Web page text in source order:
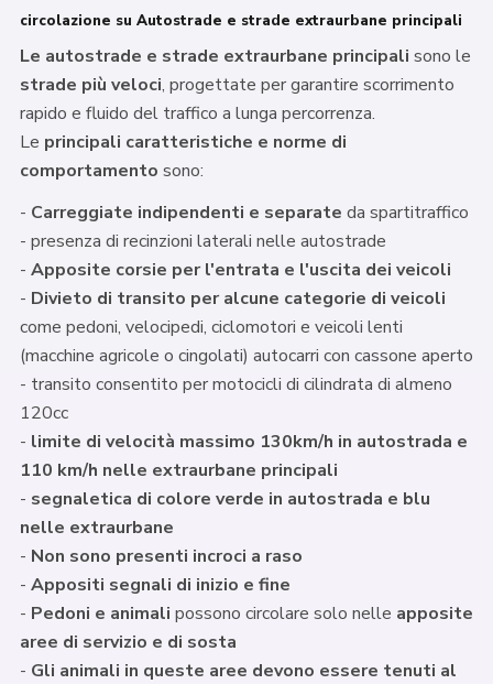
circolazione su Autostrade e strade extraurbane principali
Le autostrade e strade extraurbane principali sono le
strade più veloci, progettate per garantire scorrimento
rapido e fluido del traffico a lunga percorrenza.
Le principali caratteristiche e norme di
comportamento sono:
- Carreggiate indipendenti e separate da spartitraffico
- presenza di recinzioni laterali nelle autostrade
- Apposite corsie per l'entrata e l'uscita dei veicoli
- Divieto di transito per alcune categorie di veicoli
come pedoni, velocipedi, ciclomotori e veicoli lenti
(macchine agricole o cingolati) autocarri con cassone aperto
- transito consentito per motocicli di cilindrata di almeno
120cc
- limite di velocità massimo 130km/h in autostrada e
110 km/h nelle extraurbane principali
- segnaletica di colore verde in autostrada e blu
nelle extraurbane
- Non sono presenti incroci a raso
- Appositi segnali di inizio e fine
- Pedoni e animali possono circolare solo nelle apposite
aree di servizio e di sosta
- Gli animali in queste aree devono essere tenuti al